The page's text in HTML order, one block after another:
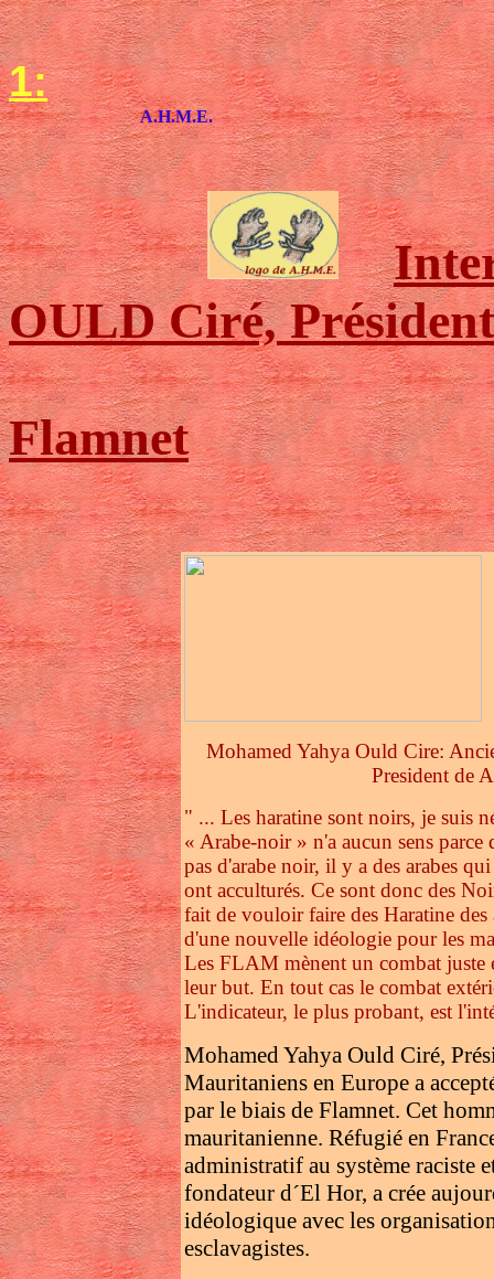
1:
A.H.M.E.
OULD Ciré,
Flamnet
Mohamed Yahya Ould Cire:
President de
" ... Les haratine sont noirs, je suis
« Arabe-noir » n'a aucun sens
pas d'arabe noir, il y a des arabes
ont acculturés. Ce sont donc des
fait de vouloir faire des Haratine
d'une nouvelle idéologie pour les
Les FLAM mènent un combat juste
leur but. En tout cas le combat
L'indicateur, le plus probant, est
Mohamed Yahya Ould Ciré,
Mauritaniens en Europe a
par le biais de Flamnet. Cet
mauritanienne. Réfugié en
administratif au système raciste
fondateur d´El Hor, a crée
idéologique avec les
esclavagistes.